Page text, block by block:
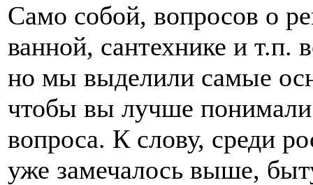
Само собой, вопросов о
ванной, сантехнике и т.п.
но мы выделили самые
чтобы вы лучше понимали
вопроса. К слову, среди
уже замечалось выше,